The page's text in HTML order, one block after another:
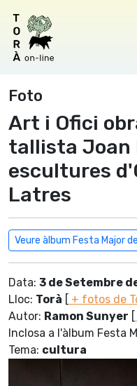
Foto
Art i Ofici
tallista Joan
escultures
Latres
Veure àlbum Festa Major
Data: 3 de Setembre
Lloc: Torà [ + fotos de
Autor: Ramon Sunyer [
Inclosa a l'àlbum Festa
Tema: cultura